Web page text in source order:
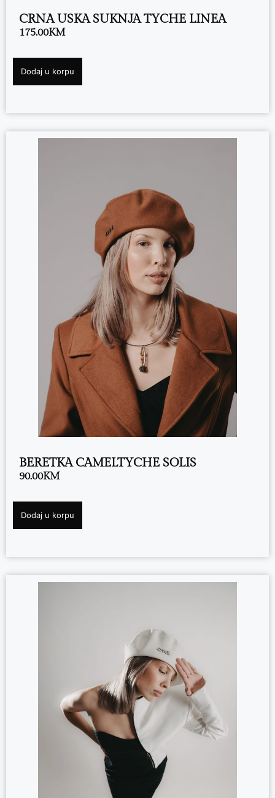
CRNA USKA SUKNJA TYCHE LINEA
175.00KM
Dodaj u korpu
BERETKA CAMELTYCHE SOLIS
90.00KM
Dodaj u korpu